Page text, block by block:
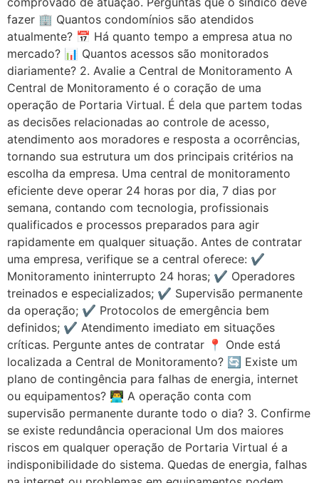
fazer 🏢 Quantos condomínios são atendidos
atualmente? 📅 Há quanto tempo a empresa atua no
mercado? 📊 Quantos acessos são monitorados
diariamente? 2. Avalie a Central de Monitoramento A
Central de Monitoramento é o coração de uma
operação de Portaria Virtual. É dela que partem todas
as decisões relacionadas ao controle de acesso,
atendimento aos moradores e resposta a ocorrências,
tornando sua estrutura um dos principais critérios na
escolha da empresa. Uma central de monitoramento
eficiente deve operar 24 horas por dia, 7 dias por
semana, contando com tecnologia, profissionais
qualificados e processos preparados para agir
rapidamente em qualquer situação. Antes de contratar
uma empresa, verifique se a central oferece: ✔️
Monitoramento ininterrupto 24 horas; ✔️ Operadores
treinados e especializados; ✔️ Supervisão permanente
da operação; ✔️ Protocolos de emergência bem
definidos; ✔️ Atendimento imediato em situações
críticas. Pergunte antes de contratar 📍 Onde está
localizada a Central de Monitoramento? 🔄 Existe um
plano de contingência para falhas de energia, internet
ou equipamentos? 👨‍💻 A operação conta com
supervisão permanente durante todo o dia? 3. Confirme
se existe redundância operacional Um dos maiores
riscos em qualquer operação de Portaria Virtual é a
indisponibilidade do sistema. Quedas de energia, falhas